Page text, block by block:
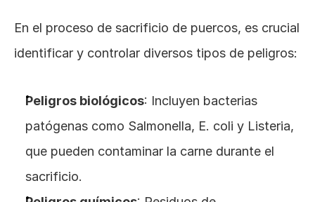
En el proceso de sacrificio de puercos, es crucial
identificar y controlar diversos tipos de peligros:
Peligros biológicos: Incluyen bacterias
patógenas como Salmonella, E. coli y Listeria,
que pueden contaminar la carne durante el
sacrificio.